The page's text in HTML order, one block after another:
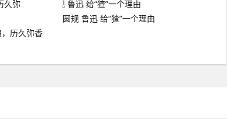
历久弥香
圆规 鲁迅 给“猹”一个理由